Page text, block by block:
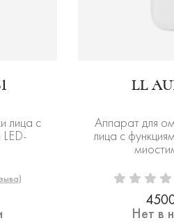
лица с
LED-
LL
Аппарат для
лица c
Нет в